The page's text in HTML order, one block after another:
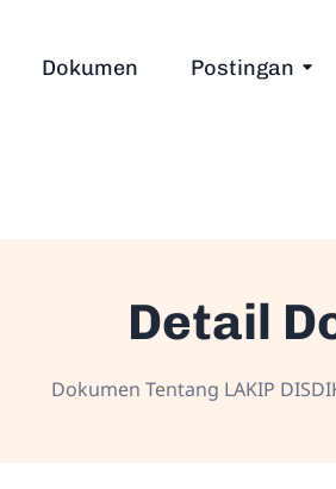
Dokumen Postingan
Detail
Dokumen Tentang LAKIP